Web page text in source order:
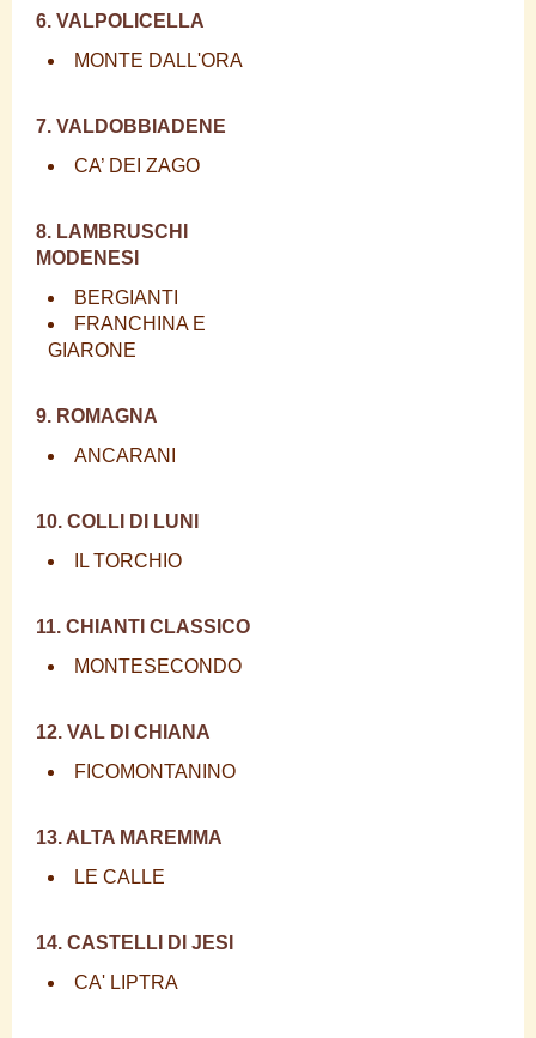
6. VALPOLICELLA
MONTE DALL'ORA
7. VALDOBBIADENE
CA’ DEI ZAGO
8. LAMBRUSCHI
MODENESI
BERGIANTI
FRANCHINA E
GIARONE
9. ROMAGNA
ANCARANI
10. COLLI DI LUNI
IL TORCHIO
11. CHIANTI CLASSICO
MONTESECONDO
12. VAL DI CHIANA
FICOMONTANINO
13. ALTA MAREMMA
LE CALLE
14. CASTELLI DI JESI
CA' LIPTRA